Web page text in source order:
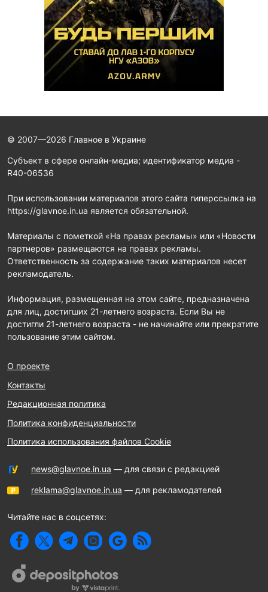
© 2007—2026 Главное в Украине
Субъект в сфере онлайн-медиа; идентификатор медиа -
R40-06536
При использовании материалов этого сайта гиперссылка на
https://glavnoe.in.ua является обязательной.
Материалы с пометкой «На правах рекламы» или «Новости
партнеров» размещаются на правах рекламы.
Ответственность за содержание таких материалов несет
рекламодатель.
Информация, размещенная на этом сайте, предназначена
для лиц, достигших 21-летнего возраста. Если Вы не
достигли 21-летнего возраста - не начинайте или прекратите
пользование этим сайтом.
О проекте
Контакты
Редакционная политика
Политика конфиденциальности
Политика использования файлов Cookie
news@glavnoe.in.ua — для связи с редакцией
reklama@glavnoe.in.ua — для рекламодателей
Читайте нас в соцсетях: